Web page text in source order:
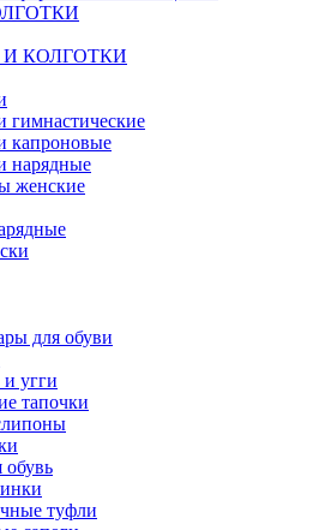
КОЛГОТКИ
гимнастические
капроновые
нарядные
женские
для обуви
угги
тапочки
туфли